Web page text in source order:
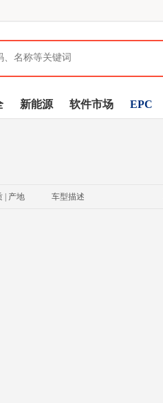
新能源 软件市场 EPC
| 产地 车型描述